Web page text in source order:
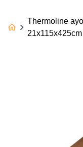
Thermoline
21x115x425cm